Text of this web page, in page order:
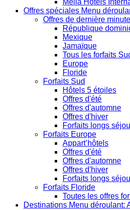
Meliá Hotels
Offres spéciales Menu
Offres de dernière minute
République
Mexique
Jamaïque
Tous les forfaits
Europe
Floride
Forfaits Sud
Hôtels 5 étoiles
Offres d'été
Offres d'automne
Offres d'hiver
Forfaits longs
Forfaits Europe
Appart’hôtels
Offres d'été
Offres d'automne
Offres d'hiver
Forfaits longs
Forfaits Floride
Toutes les offres
Destinations Menu déroulant: